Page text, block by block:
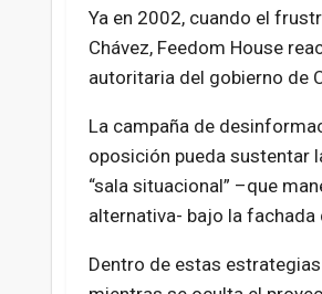
Ya en 2002, cuando el
Chávez, Feedom House
autoritaria del gobierno de
La campaña de
oposición pueda sustentar
“sala situacional” –que
alternativa- bajo la
Dentro de estas